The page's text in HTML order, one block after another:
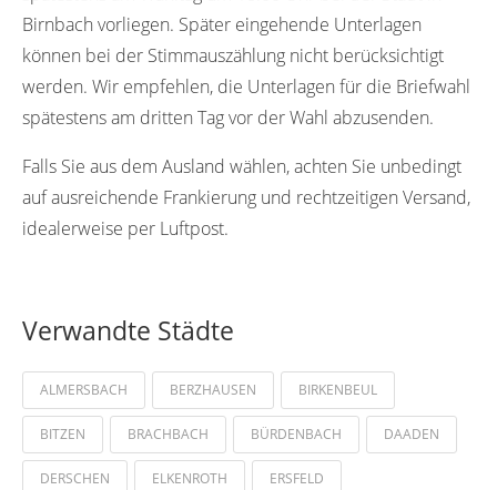
Birnbach vorliegen. Später eingehende Unterlagen
können bei der Stimmauszählung nicht berücksichtigt
werden. Wir empfehlen, die Unterlagen für die Briefwahl
spätestens am dritten Tag vor der Wahl abzusenden.
Falls Sie aus dem Ausland wählen, achten Sie unbedingt
auf ausreichende Frankierung und rechtzeitigen Versand,
idealerweise per Luftpost.
Verwandte Städte
ALMERSBACH BERZHAUSEN BIRKENBEUL
BITZEN BRACHBACH BÜRDENBACH DAADEN
DERSCHEN ELKENROTH ERSFELD